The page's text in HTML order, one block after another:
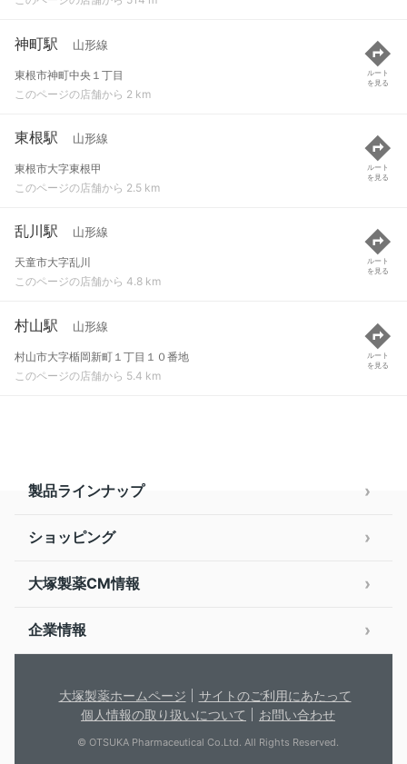
神町駅 山形線
東根市神町中央１丁目
このページの店舗から 2 km
ルート
を見る
東根駅 山形線
東根市大字東根甲
このページの店舗から 2.5 km
ルート
を見る
乱川駅 山形線
天童市大字乱川
このページの店舗から 4.8 km
ルート
を見る
村山駅 山形線
村山市大字楯岡新町１丁目１０番地
このページの店舗から 5.4 km
ルート
を見る
製品ラインナップ
ショッピング
大塚製薬CM情報
企業情報
大塚製薬ホームページ
サイトのご利用にあたって
個人情報の取り扱いについて
お問い合わせ
© OTSUKA Pharmaceutical Co.Ltd. All Rights Reserved.